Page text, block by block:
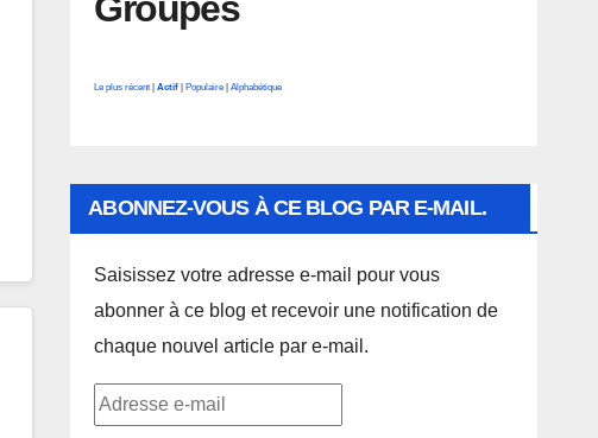
Le plus récent | Actif | Populaire | Alphabétique
ABONNEZ-VOUS À CE BLOG PAR E-MAIL.
Saisissez votre adresse e-mail pour vous
abonner à ce blog et recevoir une notification de
chaque nouvel article par e-mail.
Adresse